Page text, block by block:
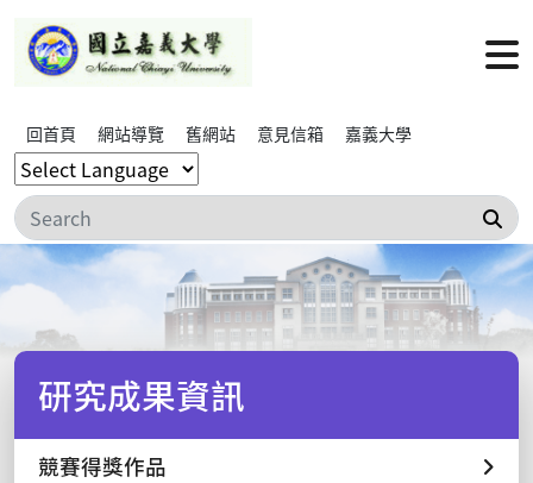
回首頁 網站導覽 舊網站 意見信箱 嘉義大學
搜
研究成果資訊
競賽得獎作品